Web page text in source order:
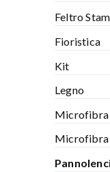
Feltro
Fioristica
Kit
Legno
Microfibra
Microfibra